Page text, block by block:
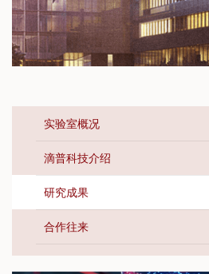
实验室概况
滴普科技介绍
研究成果
合作往来